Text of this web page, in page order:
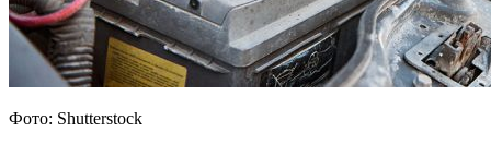
Фото: Shutterstock